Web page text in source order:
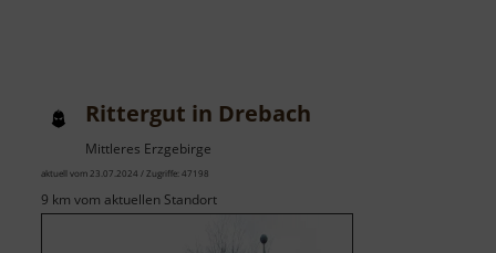
Rittergut in Drebach
Mittleres Erzgebirge
aktuell vom 23.07.2024 / Zugriffe: 47198
9 km vom aktuellen Standort